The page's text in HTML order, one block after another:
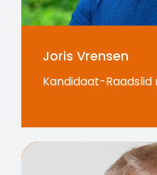
Joris Vrensen
Kandidaat-Raadslid